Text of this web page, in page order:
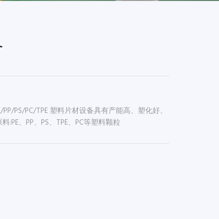
PS/PC/TPE 塑料片材设备具有产能高、塑化好、
、PP、PS、TPE、PC等塑料颗粒